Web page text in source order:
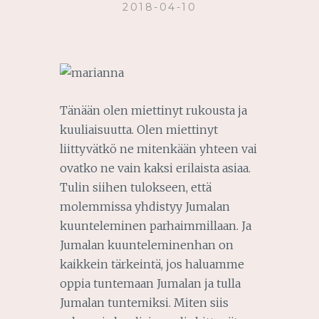
2018-04-10
Tänään olen miettinyt rukousta ja
kuuliaisuutta. Olen miettinyt
liittyvätkö ne mitenkään yhteen vai
ovatko ne vain kaksi erilaista asiaa.
Tulin siihen tulokseen, että
molemmissa yhdistyy Jumalan
kuunteleminen parhaimmillaan. Ja
Jumalan kuunteleminenhan on
kaikkein tärkeintä, jos haluamme
oppia tuntemaan Jumalan ja tulla
Jumalan tuntemiksi. Miten siis